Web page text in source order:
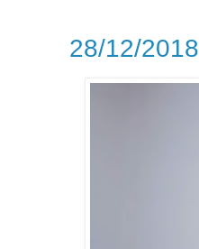
28/12/2018